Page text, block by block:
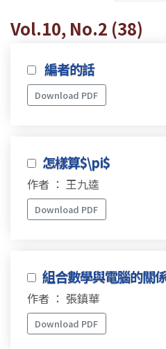
Vol.10, No.2 (38)
編者的話
Download PDF
怎樣算$\pi$
作者 ： 王九逵
Download PDF
組合數學與電腦的關
作者 ： 張鎮華
Download PDF